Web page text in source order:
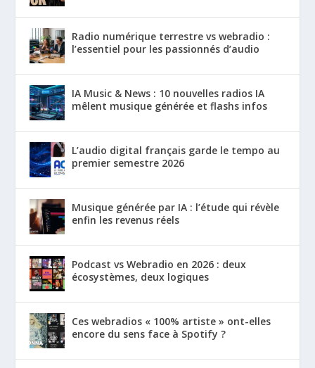
Radio numérique terrestre vs webradio :
l’essentiel pour les passionnés d’audio
IA Music & News : 10 nouvelles radios IA
mêlent musique générée et flashs infos
L’audio digital français garde le tempo au
premier semestre 2026
Musique générée par IA : l’étude qui révèle
enfin les revenus réels
Podcast vs Webradio en 2026 : deux
écosystèmes, deux logiques
Ces webradios « 100% artiste » ont-elles
encore du sens face à Spotify ?